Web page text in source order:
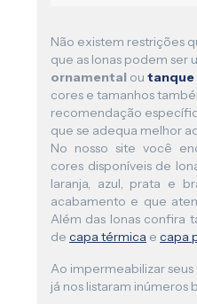
Não existem restrições
que as lonas podem ser
ornamental ou tanque
cores e tamanhos
recomendação
que se adequa melhor
No nosso site você
cores disponíveis de
laranja, azul, prata e
acabamento e que
Além das lonas confira
de capa térmica e capa
Ao impermeabilizar
já nos listaram inúmeros